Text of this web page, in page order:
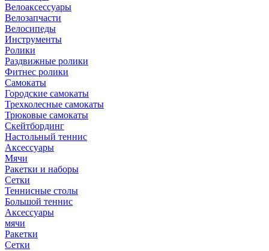
Велоаксессуары
Велозапчасти
Велосипеды
Инструменты
Ролики
Раздвижные ролики
Фитнес ролики
Самокаты
Городские самокаты
Трехколесные самокаты
Трюковые самокаты
Скейтбординг
Настольный теннис
Аксессуары
Мячи
Ракетки и наборы
Сетки
Теннисные столы
Большой теннис
Аксессуары
мячи
Ракетки
Сетки